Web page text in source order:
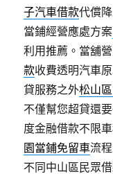
子汽車借款代償
當鋪經營應處方案
利用推薦。當舖
款收費透明汽車
貸服務之外松山
不僅幫您超貸還
度金融借款不限
園當鋪免留車流
不同中山區民眾